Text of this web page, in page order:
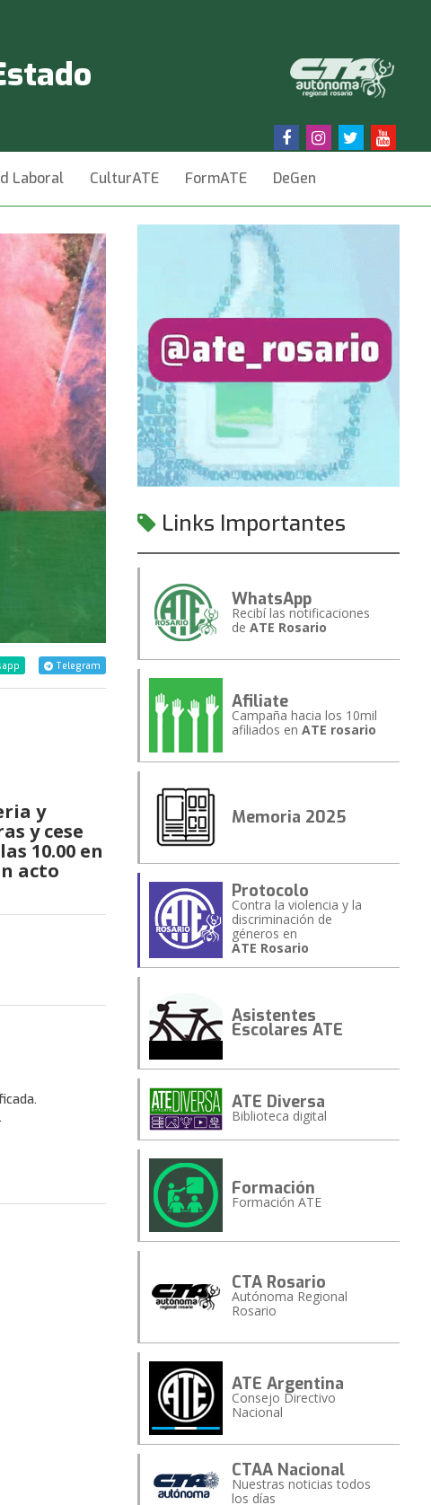
Laboral CulturATE FormATE DeGen
Telegram
y
y cese
10.00 en
acto
Links Importantes
WhatsApp
Recibí las notificaciones
de ATE Rosario
Afiliate
Campaña hacia los 10mil
afiliados en ATE rosario
Memoria 2025
Protocolo
Contra la violencia y la
discriminación de
géneros en
ATE Rosario
Asistentes
Escolares ATE
ATE Diversa
Biblioteca digital
Formación
Formación ATE
CTA Rosario
Autónoma Regional
Rosario
ATE Argentina
Consejo Directivo
Nacional
CTAA Nacional
Nuestras noticias todos
los días